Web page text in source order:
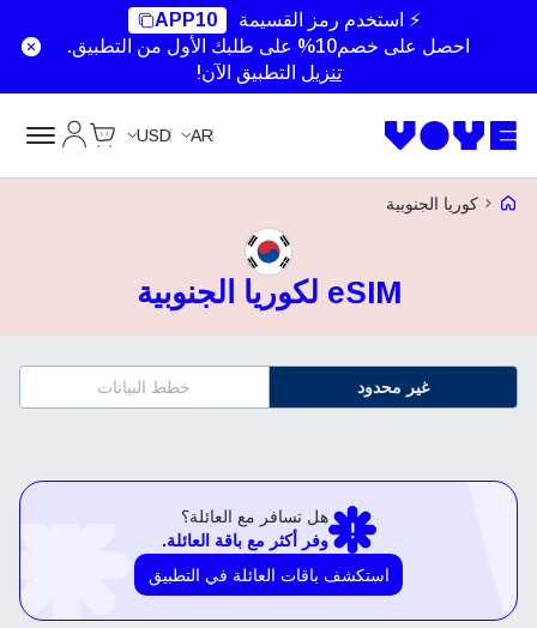
⚡ استخدم رمز القسيمة
APP10
احصل على خصم10% على طلبك الأول من التطبيق.
تنزيل التطبيق الآن!
AR
USD
Voye Homepage
كوريا الجنوبية
eSIM لكوريا الجنوبية
غير محدود خطط البيانات
هل تسافر مع العائلة؟
وفر أكثر مع باقة العائلة.
استكشف باقات العائلة في التطبيق